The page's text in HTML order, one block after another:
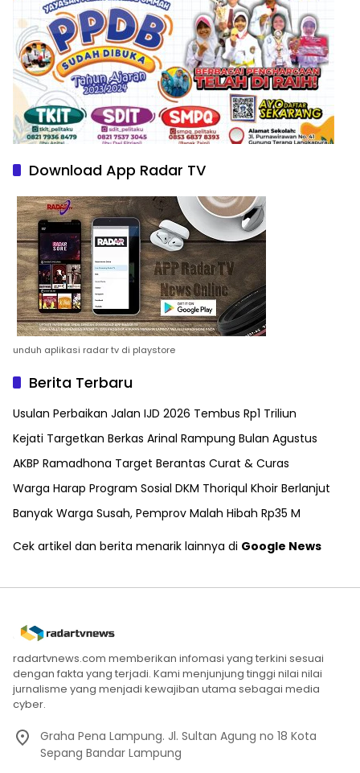
Download App Radar TV
unduh aplikasi radar tv di playstore
Berita Terbaru
Usulan Perbaikan Jalan IJD 2026 Tembus Rp1 Triliun
Kejati Targetkan Berkas Arinal Rampung Bulan Agustus
AKBP Ramadhona Target Berantas Curat & Curas
Warga Harap Program Sosial DKM Thoriqul Khoir Berlanjut
Banyak Warga Susah, Pemprov Malah Hibah Rp35 M
Cek artikel dan berita menarik lainnya di Google News
radartvnews.com memberikan infomasi yang terkini sesuai
dengan fakta yang terjadi. Kami menjunjung tinggi nilai nilai
jurnalisme yang menjadi kewajiban utama sebagai media
cyber.
Graha Pena Lampung. Jl. Sultan Agung no 18 Kota
Sepang Bandar Lampung